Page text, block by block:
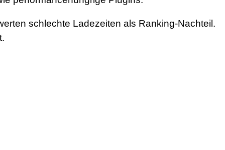
schlechte Ladezeiten als Ranking-Nachteil.